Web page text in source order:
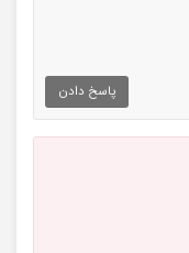
پاسخ دادن